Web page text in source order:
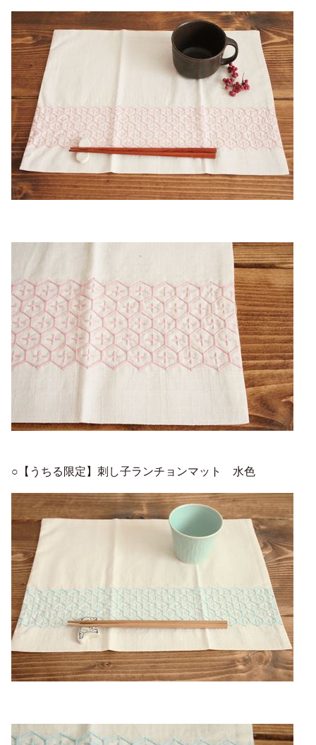
○【うちる限定】刺し子ランチョンマット 水色